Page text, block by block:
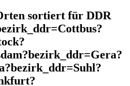
sortiert für DDR